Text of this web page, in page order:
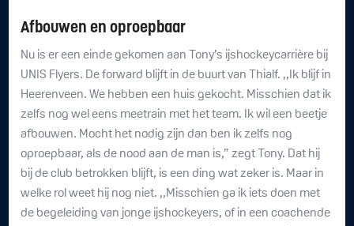
Afbouwen en oproepbaar
Nu is er een einde gekomen aan Tony’s ijshockeycarrière bij
UNIS Flyers. De forward blijft in de buurt van Thialf. ,,Ik blijf in
Heerenveen. We hebben een huis gekocht. Misschien dat ik
zelfs nog wel eens meetrain met het team. Ik wil een beetje
afbouwen. Mocht het nodig zijn dan ben ik zelfs nog
oproepbaar, als de nood aan de man is,” zegt Tony. Dat hij
bij de club betrokken blijft, is een ding wat zeker is. Maar in
welke rol weet hij nog niet. ,,Misschien ga ik iets doen met
de begeleiding van jonge ijshockeyers, of in een coachende